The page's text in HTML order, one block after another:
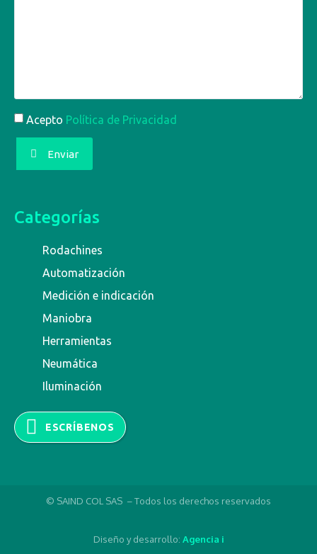
Acepto Política de Privacidad
Enviar
Categorías
Rodachines
Automatización
Medición e indicación
Maniobra
Herramientas
Neumática
Iluminación
ESCRÍBENOS
© SAIND COL SAS – Todos los derechos reservados
Diseño y desarrollo: Agencia i